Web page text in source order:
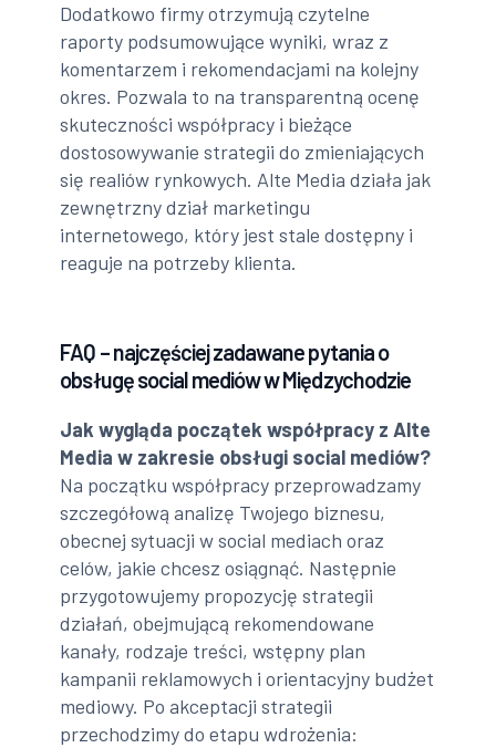
Dodatkowo firmy otrzymują czytelne
raporty podsumowujące wyniki, wraz z
komentarzem i rekomendacjami na kolejny
okres. Pozwala to na transparentną ocenę
skuteczności współpracy i bieżące
dostosowywanie strategii do zmieniających
się realiów rynkowych. Alte Media działa jak
zewnętrzny dział marketingu
internetowego, który jest stale dostępny i
reaguje na potrzeby klienta.
FAQ – najczęściej zadawane pytania o
obsługę social mediów w Międzychodzie
Jak wygląda początek współpracy z Alte
Media w zakresie obsługi social mediów?
Na początku współpracy przeprowadzamy
szczegółową analizę Twojego biznesu,
obecnej sytuacji w social mediach oraz
celów, jakie chcesz osiągnąć. Następnie
przygotowujemy propozycję strategii
działań, obejmującą rekomendowane
kanały, rodzaje treści, wstępny plan
kampanii reklamowych i orientacyjny budżet
mediowy. Po akceptacji strategii
przechodzimy do etapu wdrożenia: